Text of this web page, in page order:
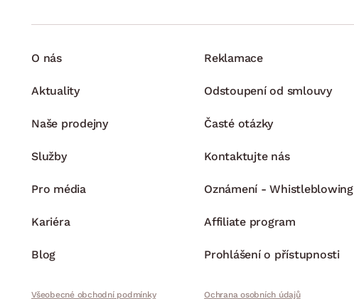
O nás
Aktuality
Naše prodejny
Služby
Pro média
Kariéra
Blog
Reklamace
Odstoupení od smlouvy
Časté otázky
Kontaktujte nás
Oznámení - Whistleblowing
Affiliate program
Prohlášení o přístupnosti
Všeobecné obchodní podmínky Ochrana osobních údajů